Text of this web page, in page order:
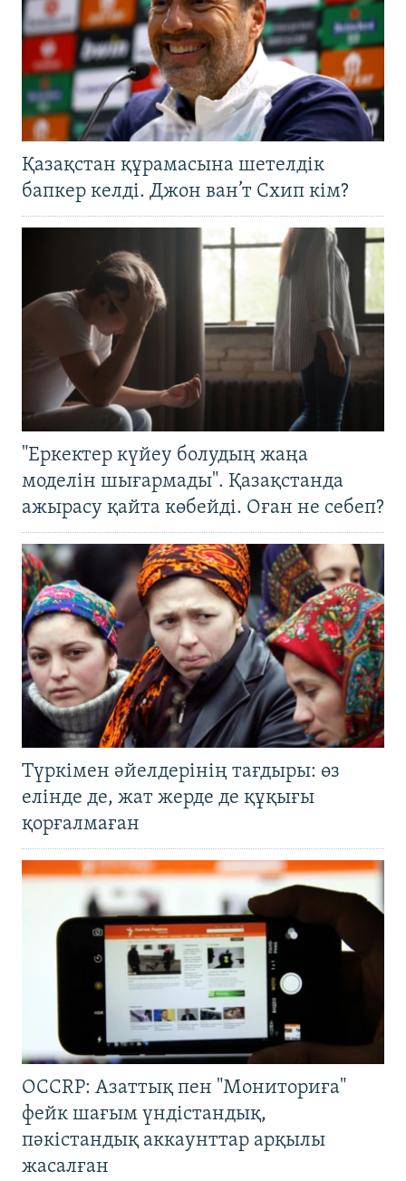
Қазақстан құрамасына шетелдік
бапкер келді. Джон ван’т Схип кім?
"Еркектер күйеу болудың жаңа
моделін шығармады". Қазақстанда
ажырасу қайта көбейді. Оған не себеп?
Түркімен әйелдерінің тағдыры: өз
елінде де, жат жерде де құқығы
қорғалмаған
OCCRP: Азаттық пен "Мониториға"
фейк шағым үндістандық,
пәкістандық аккаунттар арқылы
жасалған